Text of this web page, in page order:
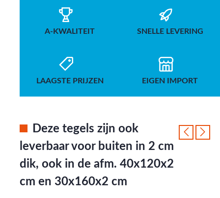
A-KWALITEIT SNELLE LEVERING
LAAGSTE PRIJZEN EIGEN IMPORT
Deze tegels zijn ook
leverbaar voor buiten in 2 cm
dik, ook in de afm. 40x120x2
cm en 30x160x2 cm